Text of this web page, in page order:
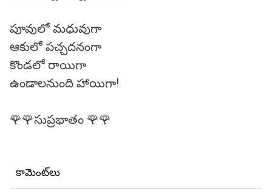
పూవులో మధువుగా
ఆకులో పచ్చదనంగా
కొండలో రాయిగా
ఉండాలనుంది హాయిగా!
🌹🌹సుప్రభాతం 🌹🌹
కామెంట్‌లు